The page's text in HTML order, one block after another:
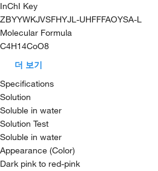
InChI Key
ZBYYWKJVSFHYJL-UHFFFAOYSA-L
Molecular Formula
C4H14CoO8
더 보기
Specifications
Solution
Soluble in water
Solution Test
Soluble in water
Appearance (Color)
Dark pink to red-pink